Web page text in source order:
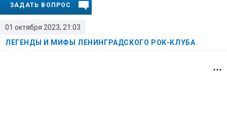
01 октября 2023, 21:03
ЛЕГЕНДЫ И МИФЫ ЛЕНИНГРАДСКОГО РОК-КЛУБА
ЗАДАТЬ ВОПРОС